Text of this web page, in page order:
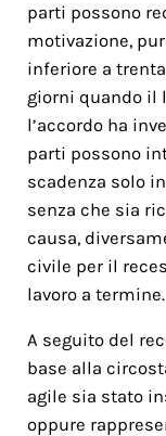
parti possono
motivazione,
inferiore a
giorni quando il
l’accordo ha
parti possono
scadenza solo
senza che sia
causa,
civile per il
lavoro a termine.
A seguito del
base alla
agile sia stato
oppure